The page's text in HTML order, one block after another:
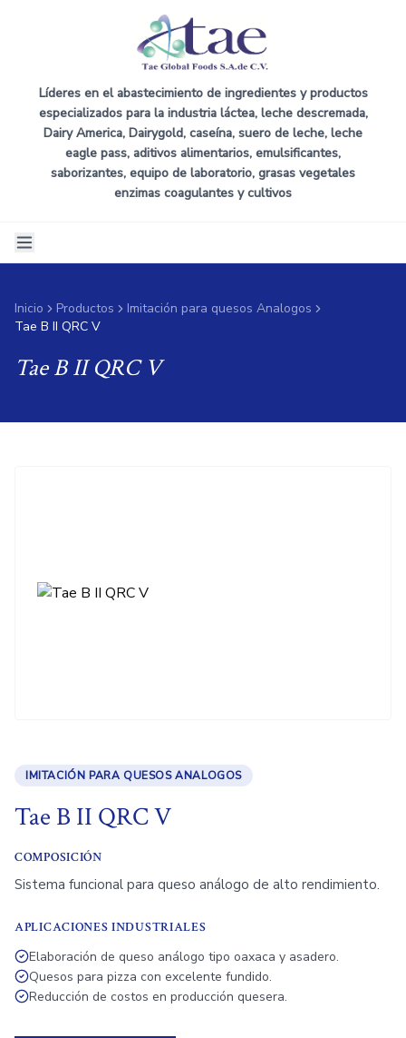
Líderes en el abastecimiento de ingredientes y productos
especializados para la industria láctea, leche descremada,
Dairy America, Dairygold, caseína, suero de leche, leche
eagle pass, aditivos alimentarios, emulsificantes,
saborizantes, equipo de laboratorio, grasas vegetales
enzimas coagulantes y cultivos
Inicio Productos
Imitación para quesos Analogos
Tae B II QRC V
Tae B II QRC V
IMITACIÓN PARA QUESOS ANALOGOS
Tae B II QRC V
COMPOSICIÓN
Sistema funcional para queso análogo de alto rendimiento.
APLICACIONES INDUSTRIALES
Elaboración de queso análogo tipo oaxaca y asadero.
Quesos para pizza con excelente fundido.
Reducción de costos en producción quesera.